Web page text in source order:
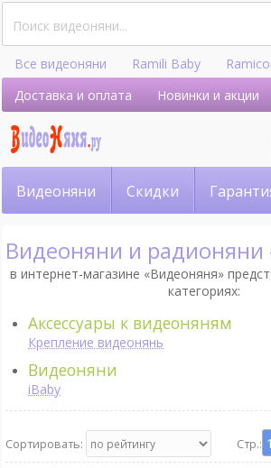
Все видеоняни Ramili Baby
Hellobaby
Доставка и оплата Новинки и акции
Видеоняни Скидки
Видеоняни и радионяни
в интернет-магазине «Видеоняня»
категориях:
Аксессуары к видеоняням
Крепление видеонянь
Видеоняни
iBaby
Сортировать: